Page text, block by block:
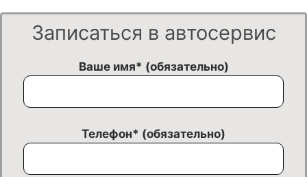
Записаться в автосервис
Ваше имя* (обязательно)
Телефон* (обязательно)